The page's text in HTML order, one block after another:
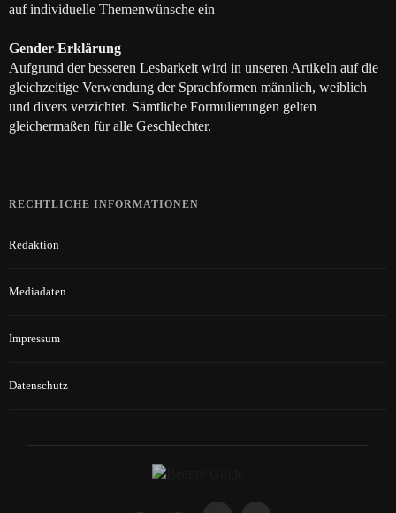
auf individuelle Themenwünsche ein
Gender-Erklärung
Aufgrund der besseren Lesbarkeit wird in unseren Artikeln auf die
gleichzeitige Verwendung der Sprachformen männlich, weiblich
und divers verzichtet. Sämtliche Formulierungen gelten
gleichermaßen für alle Geschlechter.
RECHTLICHE INFORMATIONEN
Redaktion
Mediadaten
Impressum
Datenschutz